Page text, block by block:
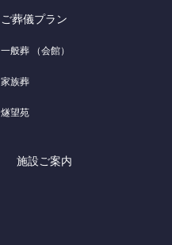
ご葬儀プラン
一般葬 （会館）
家族葬
燧望苑
施設ご案内